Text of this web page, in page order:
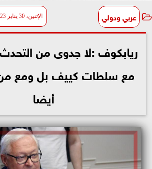
عربي ودولي الإثنين، 30 يناير 2023
ريابكوف :لا جدوى من
مع سلطات كييف بل ومع من
أيضا